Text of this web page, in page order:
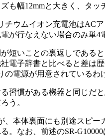
幅12mmと大きく、タッ
ウムイオン充電池はAC
行なえない場合のみ単4
いことの裏返しである
電子辞書と比べると差は
電源が用意されているわ
慣がある機器と同じだ
う。
本体裏面にも別途スピー
。なお、前述のSR-